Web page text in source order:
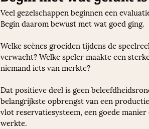
Veel gezelschappen beginnen een
Begin daarom bewust met wat goed ging.
Welke scènes groeiden tijdens de
verwacht? Welke speler maakte een
niemand iets van merkte?
Dat positieve deel is geen
belangrijkste opbrengst van een
vlot reservatiesysteem, een goede
werkte.